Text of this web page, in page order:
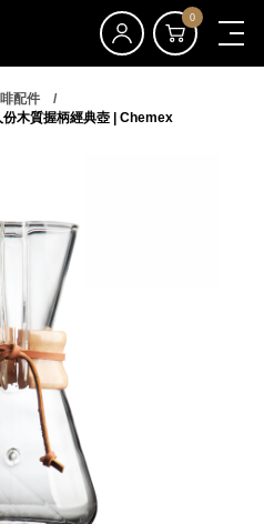
0
配件
份木質握柄經典壺 | Chemex